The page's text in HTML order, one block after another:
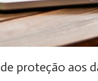
proteção aos